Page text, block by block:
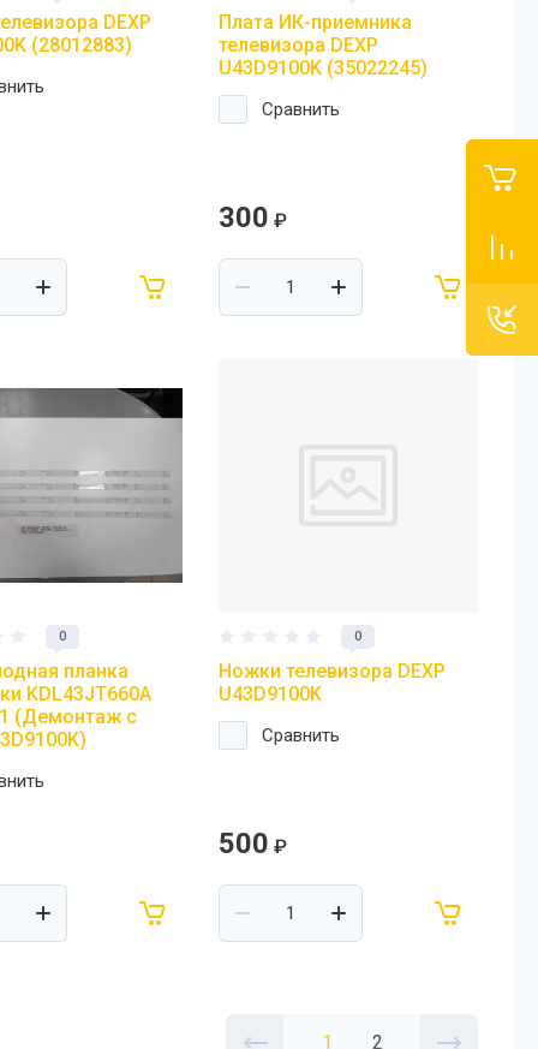
DEXP
(28012883)
Плата ИК-приемника
телевизора DEXP
U43D9100K (35022245)
Сравнить
300 ₽
0
планка
KDL43JT660A
(Демонтаж с
0
Ножки телевизора DEXP
U43D9100K
Сравнить
500 ₽
1 2